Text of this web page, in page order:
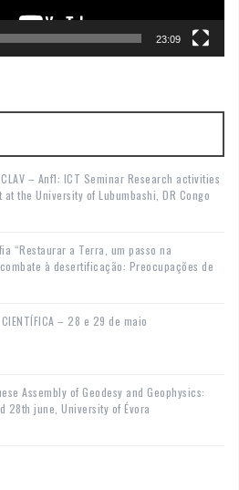
23:09
– Anf1: ICT Seminar Research activities
the University of Lubumbashi, DR Congo
“Restaurar a Terra, um passo na
à desertificação: Preocupações de
CIENTÍFICA – 28 e 29 de maio
Assembly of Geodesy and Geophysics:
28th june, University of Évora